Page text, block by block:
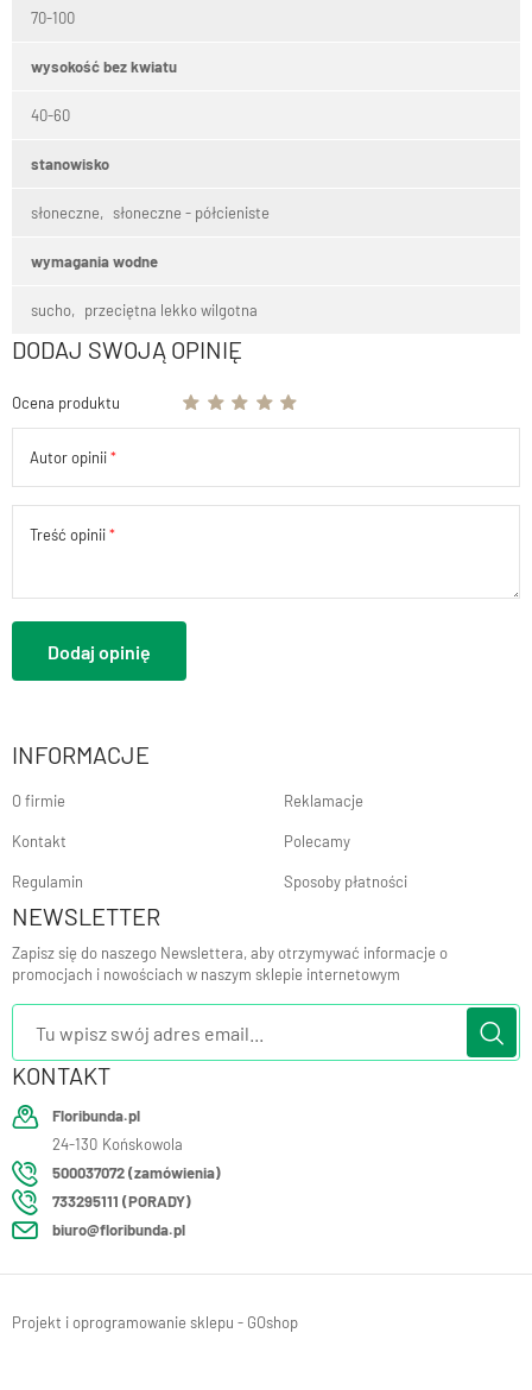
70-100
wysokość bez kwiatu
40-60
stanowisko
słoneczne słoneczne - półcieniste
wymagania wodne
sucho przeciętna lekko wilgotna
DODAJ SWOJĄ OPINIĘ
Ocena produktu
Autor opinii
Treść opinii
Dodaj opinię
INFORMACJE
O firmie
Kontakt
Regulamin
Reklamacje
Polecamy
Sposoby płatności
NEWSLETTER
Zapisz się do naszego Newslettera, aby otrzymywać informacje o
promocjach i nowościach w naszym sklepie internetowym
KONTAKT
Floribunda.pl
24-130 Końskowola
500037072 (zamówienia)
733295111 (PORADY)
biuro@floribunda.pl
Projekt i oprogramowanie sklepu - GOshop